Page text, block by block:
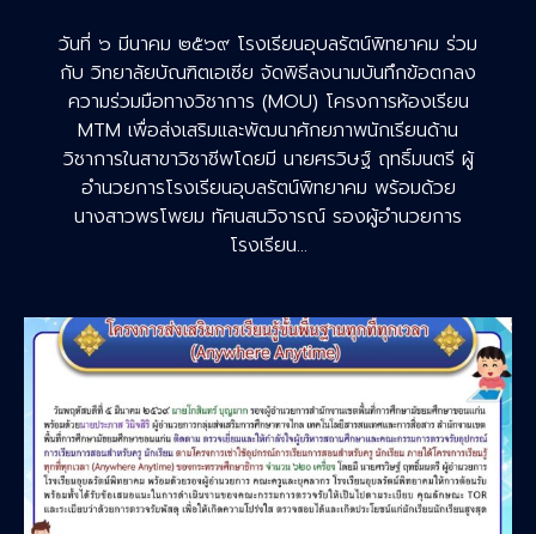
วันที่ ๖ มีนาคม ๒๕๖๙ โรงเรียนอุบลรัตน์พิทยาคม ร่วม
กับ วิทยาลัยบัณฑิตเอเซีย จัดพิธีลงนามบันทึกข้อตกลง
ความร่วมมือทางวิชาการ (MOU) โครงการห้องเรียน
MTM เพื่อส่งเสริมและพัฒนาศักยภาพนักเรียนด้าน
วิชาการในสาขาวิชาชีพโดยมี นายศรวิษฐ์ ฤทธิ์มนตรี ผู้
อำนวยการโรงเรียนอุบลรัตน์พิทยาคม พร้อมด้วย
นางสาวพรโพยม ทัศนสนวิจารณ์ รองผู้อำนวยการ
โรงเรียน…